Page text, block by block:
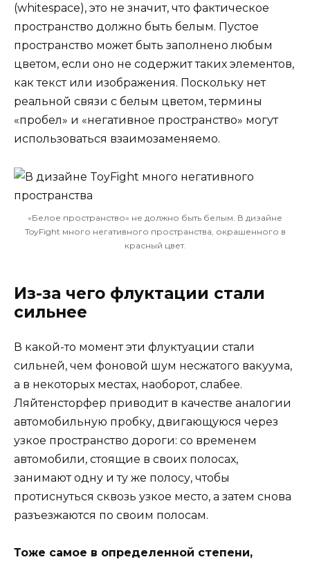
(whitespace), это не значит, что фактическое
пространство должно быть белым. Пустое
пространство может быть заполнено любым
цветом, если оно не содержит таких элементов,
как текст или изображения. Поскольку нет
реальной связи с белым цветом, термины
«пробел» и «негативное пространство» могут
использоваться взаимозаменяемо.
«Белое пространство» не должно быть белым. В дизайне
ToyFight много негативного пространства, окрашенного в
красный цвет.
Из-за чего флуктации стали
сильнее
В какой-то момент эти флуктуации стали
сильней, чем фоновой шум несжатого вакуума,
а в некоторых местах, наоборот, слабее.
Ляйтенсторфер приводит в качестве аналогии
автомобильную пробку, двигающуюся через
узкое пространство дороги: со временем
автомобили, стоящие в своих полосах,
занимают одну и ту же полосу, чтобы
протиснуться сквозь узкое место, а затем снова
разъезжаются по своим полосам.
Тоже самое в определенной степени,